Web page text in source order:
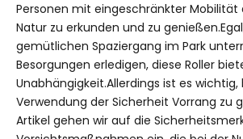
Personen mit eingeschränkter Mobilität
Natur zu erkunden und zu
gemütlichen Spaziergang im Park
Besorgungen erledigen, diese Roller
Unabhängigkeit.Allerdings ist es wichtig,
Verwendung der Sicherheit Vorrang zu
Artikel gehen wir auf die